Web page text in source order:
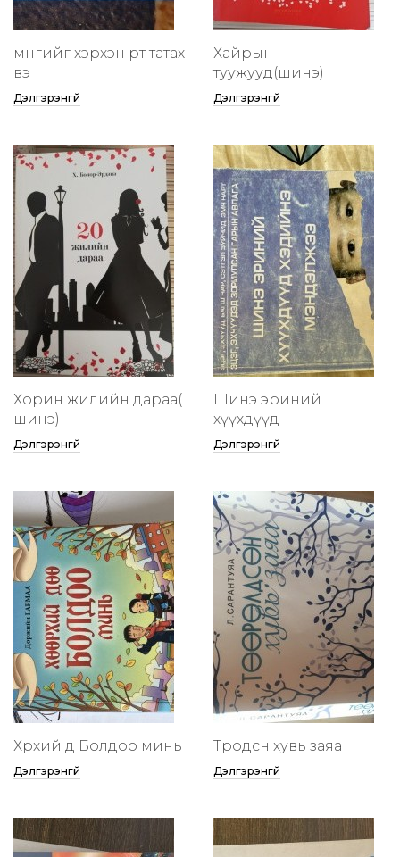
мөнгийг хэрхэн өөртөө татах
вэ
Дэлгэрэнгүй
Хайрын
туужууд(шинэ)
Дэлгэрэнгүй
Хорин жилийн дараа(
шинэ)
Дэлгэрэнгүй
Шинэ эриний
хүүхдүүд
Дэлгэрэнгүй
Хөөрхий дөө Болдоо минь
Дэлгэрэнгүй
Төөрөодсөн хувь заяа
Дэлгэрэнгүй